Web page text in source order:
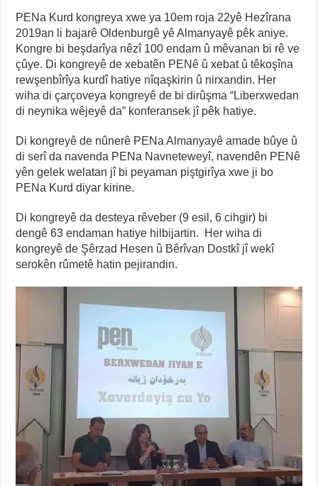
PENa Kurd kongreya xwe ya 10em roja 22yê Hezîrana
2019an li bajarê Oldenburgê yê Almanyayê pêk aniye.
Kongre bi beşdarîya nêzî 100 endam û mêvanan bi rê ve
çûye. Di kongreyê de xebatên PENê û xebat û têkoşîna
rewşenbîrîya kurdî hatiye nîqaşkirin û nirxandin. Her
wiha di çarçoveya kongreyê de bi dirûşma “Liberxwedan
di neynika wêjeyê da” konferansek jî pêk hatiye.
Di kongreyê de nûnerê PENa Almanyayê amade bûye û
di serî da navenda PENa Navneteweyî, navendên PENê
yên gelek welatan jî bi peyaman piştgirîya xwe ji bo
PENa Kurd diyar kirine.
Di kongreyê da desteya rêveber (9 esil, 6 cihgir) bi
dengê 63 endaman hatiye hilbijartin. Her wiha di
kongreyê de Şêrzad Hesen û Bêrîvan Dostkî jî wekî
serokên rûmetê hatin pejirandin.